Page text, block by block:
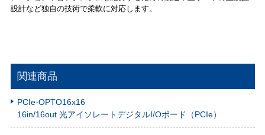
設計など独自の技術で柔軟に対応します。
関連商品
PCIe-OPTO16x16
16in/16out 光アイソレートデジタルI/Oボード（PCIe）